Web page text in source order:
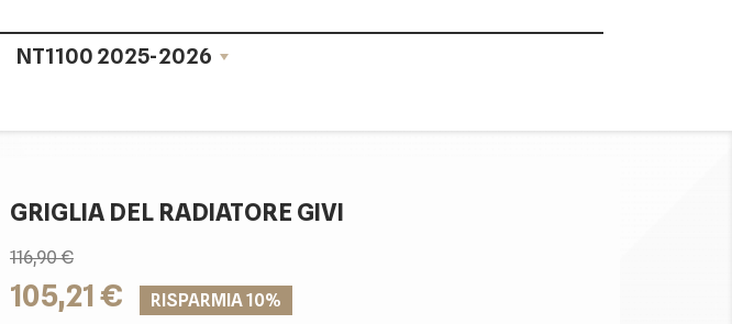
NT1100 2025-2026
GRIGLIA DEL RADIATORE GIVI
116,90 €
105,21 € RISPARMIA 10%